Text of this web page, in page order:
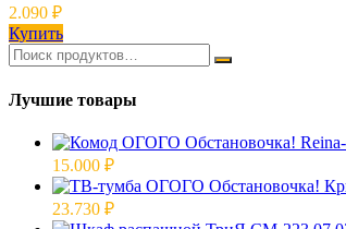
2.090 ₽
Купить
Лучшие товары
15.000 ₽
23.730 ₽